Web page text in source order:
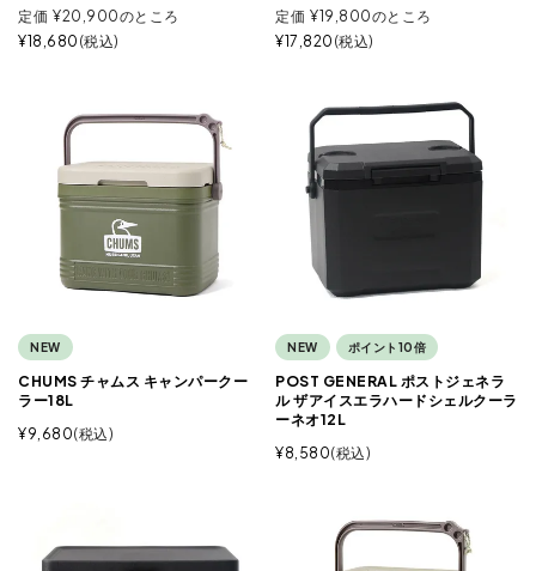
定価 ¥20,900のところ
¥18,680 税込
定価 ¥19,800のところ
¥17,820 税込
NEW
CHUMS チャムス キャンパークー
ラー18L
¥9,680 税込
NEW ポイント10倍
POST GENERAL ポストジェネラ
ル ザアイスエラハードシェルクーラ
ーネオ12L
¥8,580 税込